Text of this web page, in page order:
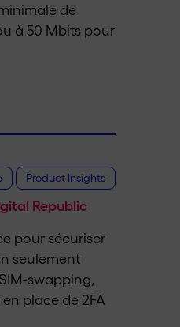
de
à 50 Mbits pour
Product Insights
Republic
pour sécuriser
seulement
swapping,
place de 2FA